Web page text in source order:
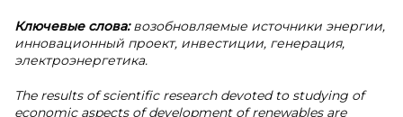
Ключевые слова:возобновляемые источники энергии,
инновационный проект, инвестиции, генерация,
электроэнергетика.
The results of scientific research devoted to studying of
economic aspects of development of renewables are